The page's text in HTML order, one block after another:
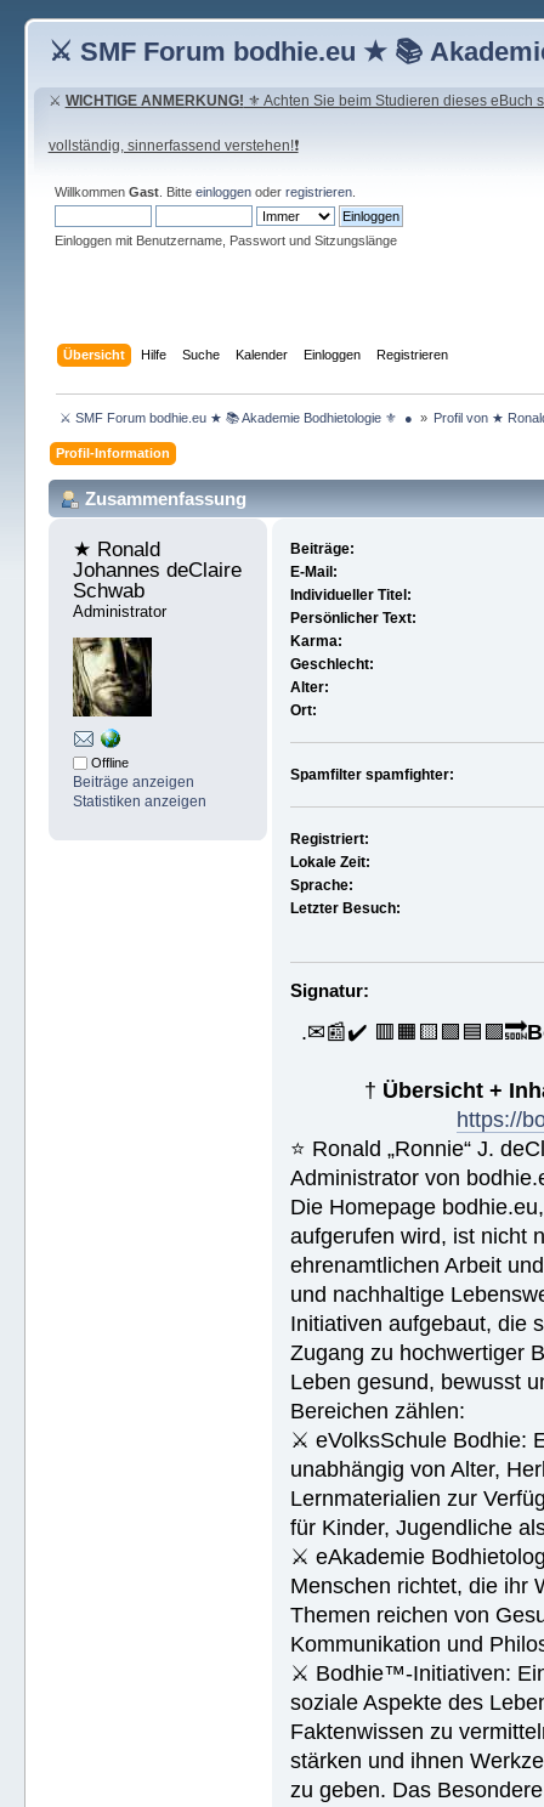
⚔ SMF Forum bodhie.eu ★ 📚
⚔ WICHTIGE ANMERKUNG! ⚜ Achten Sie beim Studieren dieses eBuch
vollständig, sinnerfassend verstehen!❗
Willkommen Gast. Bitte einloggenoder registrieren.
Einloggen mit Benutzername, Passwort und Sitzungslänge
Übersicht Hilfe Suche Kalender Einloggen Registrieren
⚔ SMF Forum bodhie.eu ★ 📚 Akademie Bodhietologie ⚜  ● » Profil von ★
Profil-Information
Zusammenfassung
★ Ronald
Johannes deClaire
Schwab
Administrator
Offline
Beiträge anzeigen
Statistiken anzeigen
Beiträge:
E-Mail:
Individueller Titel:
Persönlicher Text:
Karma:
Geschlecht:
Alter:
Ort:
Spamfilter spamfighter:
Registriert:
Lokale Zeit:
Sprache:
Letzter Besuch:
Signatur:
.✉📰✔️ 🟥🟧🟨🟩🟦🟪🔜
† Übersicht +
https://
⭐️ Ronald „Ronnie“ J.
Administrator von
Die Homepage
aufgerufen wird, ist nicht
ehrenamtlichen Arbeit
und nachhaltige
Initiativen aufgebaut, die
Zugang zu hochwertiger
Leben gesund, bewusst
Bereichen zählen:
⚔ eVolksSchule Bodhie:
unabhängig von Alter,
Lernmaterialien zur
für Kinder, Jugendliche
⚔ eAkademie
Menschen richtet, die ihr
Themen reichen von
Kommunikation und
⚔ Bodhie™-Initiativen:
soziale Aspekte des
Faktenwissen zu
stärken und ihnen
zu geben. Das